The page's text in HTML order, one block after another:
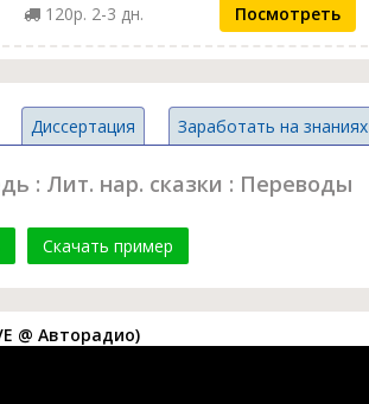
120р. 2-3 дн. Посмотреть
Диссертация Заработать на знаниях
: Лит. нар. сказки : Переводы
Скачать пример
@ Авторадио)